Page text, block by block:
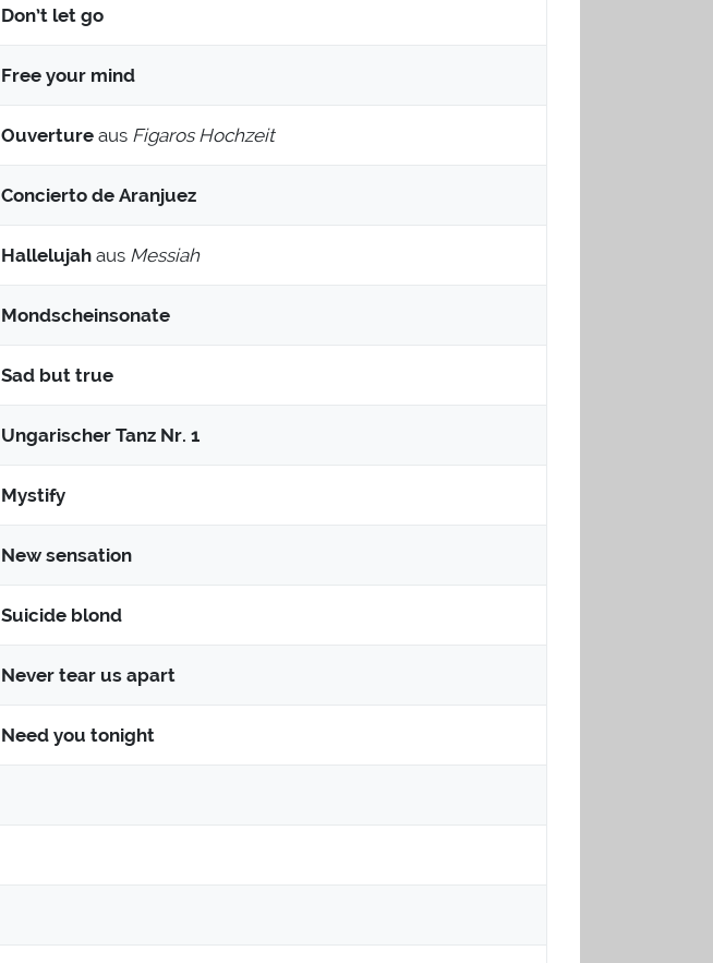
Don’t let go
Free your mind
Ouverture aus Figaros Hochzeit
Concierto de Aranjuez
Hallelujah aus Messiah
Mondscheinsonate
Sad but true
Ungarischer Tanz Nr. 1
Mystify
New sensation
Suicide blond
Never tear us apart
Need you tonight